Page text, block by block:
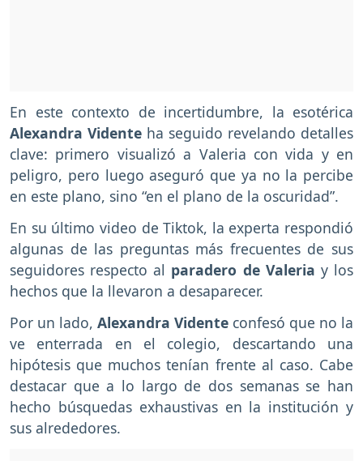
En este contexto de incertidumbre, la esotérica
Alexandra Vidente ha seguido revelando detalles
clave: primero visualizó a Valeria con vida y en
peligro, pero luego aseguró que ya no la percibe
en este plano, sino “en el plano de la oscuridad”.
En su último video de Tiktok, la experta respondió
algunas de las preguntas más frecuentes de sus
seguidores respecto al paradero de Valeria y los
hechos que la llevaron a desaparecer.
Por un lado, Alexandra Vidente confesó que no la
ve enterrada en el colegio, descartando una
hipótesis que muchos tenían frente al caso. Cabe
destacar que a lo largo de dos semanas se han
hecho búsquedas exhaustivas en la institución y
sus alrededores.